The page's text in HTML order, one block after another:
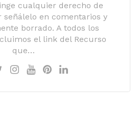
cualquier derecho de
señálelo en comentarios y
borrado. A todos los
el link del Recurso
que…